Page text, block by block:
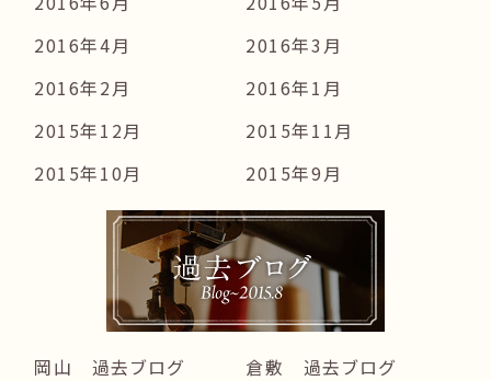
2016年4月
2016年3月
2016年2月
2016年1月
2015年12月
2015年11月
2015年10月
2015年9月
岡山 過去ブログ
倉敷 過去ブログ